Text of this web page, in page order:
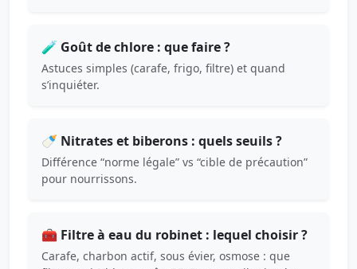
🧪 Goût de chlore : que faire ?
Astuces simples (carafe, frigo, filtre) et quand
s’inquiéter.
🍼 Nitrates et biberons : quels seuils ?
Différence “norme légale” vs “cible de précaution”
pour nourrissons.
🧰 Filtre à eau du robinet : lequel choisir ?
Carafe, charbon actif, sous évier, osmose : que